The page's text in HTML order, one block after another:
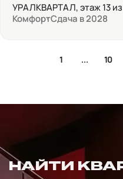
УРАЛКВАРТАЛ, этаж 13
КомфортСдача в 2028
1 ... 10
НАЙТИ